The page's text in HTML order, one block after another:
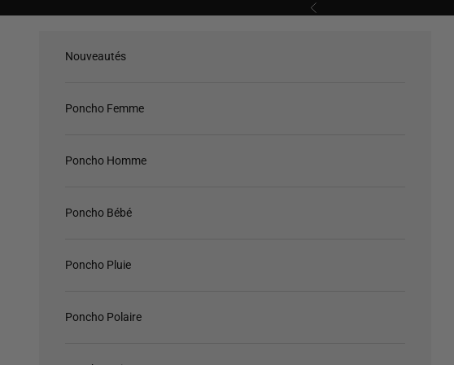
Précédent
Nouveautés
Poncho Femme
Poncho Homme
Poncho Bébé
Poncho Pluie
Poncho Polaire